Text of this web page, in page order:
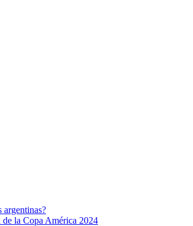
argentinas?
la Copa América 2024